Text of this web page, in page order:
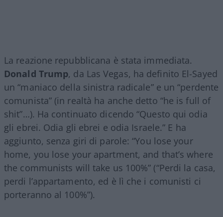
La reazione repubblicana è stata immediata.
Donald Trump, da Las Vegas, ha definito El-Sayed
un “maniaco della sinistra radicale” e un “perdente
comunista” (in realtà ha anche detto “he is full of
shit”…). Ha continuato dicendo “Questo qui odia
gli ebrei. Odia gli ebrei e odia Israele.” E ha
aggiunto, senza giri di parole: “You lose your
home, you lose your apartment, and that’s where
the communists will take us 100%” (“Perdi la casa,
perdi l’appartamento, ed è lì che i comunisti ci
porteranno al 100%”).